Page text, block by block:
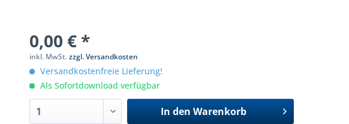
0,00 € *
inkl. MwSt.zzgl. Versandkosten
Versandkostenfreie Lieferung!
Als Sofortdownload verfügbar
In den Warenkorb